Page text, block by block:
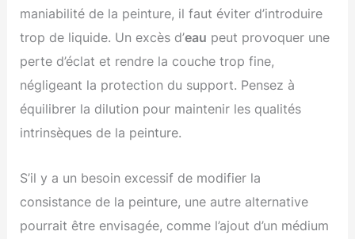
maniabilité de la peinture, il faut éviter d’introduire
trop de liquide. Un excès d’eau peut provoquer une
perte d’éclat et rendre la couche trop fine,
négligeant la protection du support. Pensez à
équilibrer la dilution pour maintenir les qualités
intrinsèques de la peinture.
S’il y a un besoin excessif de modifier la
consistance de la peinture, une autre alternative
pourrait être envisagée, comme l’ajout d’un médium